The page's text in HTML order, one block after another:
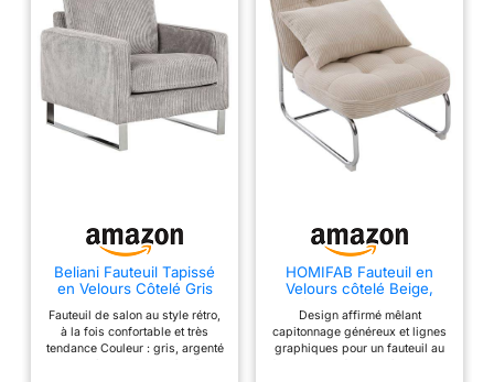
Beliani Fauteuil Tapissé
en Velours Côtelé Gris
Chromé Design Meuble
Idéal pour Salon au Style
Rétro et Traditionnel
Fauteuil de salon au style rétro,
à la fois confortable et très
tendance Couleur : gris, argenté
HOMIFAB Fauteuil en
Velours côtelé Beige,
Marvin
Design affirmé mêlant
capitonnage généreux et lignes
graphiques pour un fauteuil au